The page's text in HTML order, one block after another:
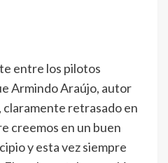
entre los pilotos
Armindo Araújo, autor
retrasado en
creemos en un buen
y esta vez siempre